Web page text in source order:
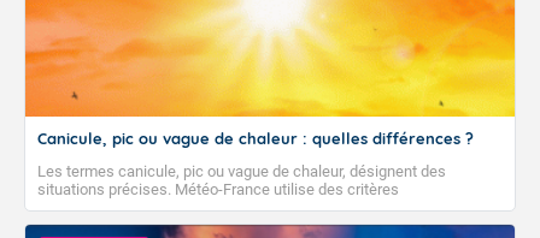
Canicule, pic ou vague de chaleur : quelles différences ?
Les termes canicule, pic ou vague de chaleur, désignent des
situations précises. Météo-France utilise des critères
climatologiques pour évaluer et qualifier les épisodes de chaleur qui
peuvent avoir des impacts sanitaires et socio-économiques